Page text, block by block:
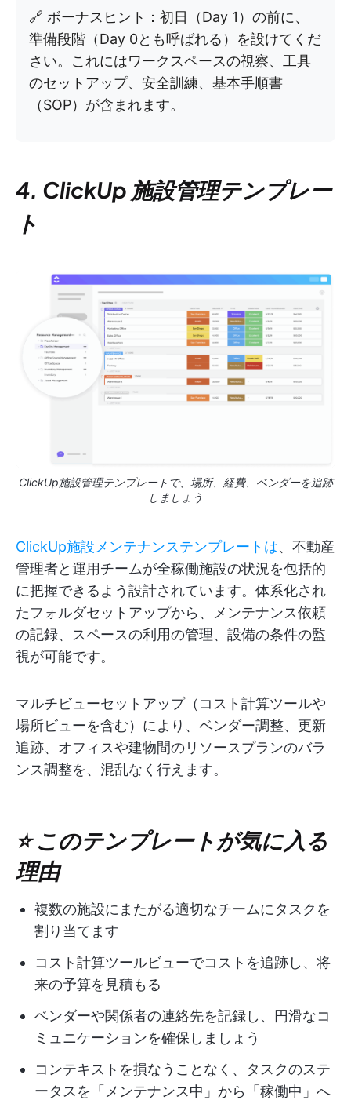
🔗 ボーナスヒント：初日（Day 1）の前に、
準備段階（Day 0とも呼ばれる）を設けてくだ
さい。これにはワークスペースの視察、工具
のセットアップ、安全訓練、基本手順書
（SOP）が含まれます。
4. ClickUp 施設管理テンプレー
ト
ClickUp施設管理テンプレートで、場所、経費、ベンダーを追跡
しましょう
ClickUp施設メンテナンステンプレートは、不動産
管理者と運用チームが全稼働施設の状況を包括的
に把握できるよう設計されています。体系化され
たフォルダセットアップから、メンテナンス依頼
の記録、スペースの利用の管理、設備の条件の監
視が可能です。
マルチビューセットアップ（コスト計算ツールや
場所ビューを含む）により、ベンダー調整、更新
追跡、オフィスや建物間のリソースプランのバラ
ンス調整を、混乱なく行えます。
⭐ このテンプレートが気に入る
理由
複数の施設にまたがる適切なチームにタスクを
割り当てます
コスト計算ツールビューでコストを追跡し、将
来の予算を見積もる
ベンダーや関係者の連絡先を記録し、円滑なコ
ミュニケーションを確保しましょう
コンテキストを損なうことなく、タスクのステ
ータスを「メンテナンス中」から「稼働中」へ